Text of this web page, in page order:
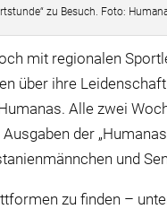
zu Besuch. Foto:
mit regionalen
über ihre
Alle zwei
der
und
zu finden –